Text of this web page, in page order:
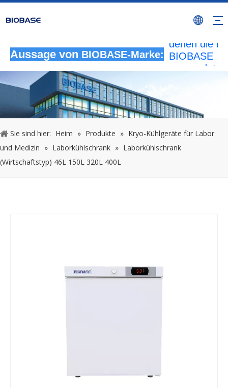
Aussage von BIOBASE-Marke:
Alle nicht
autorisierten
Aktivitäten,
denen die
BIOBASE
verwendet
Verletzung
Haftung
20240510
Sie sind hier: Heim » Produkte » Kryo-Kühlgeräte für Labor
und Medizin » Laborkühlschrank » Laborkühlschrank
(Wirtschaftstyp) 46L 150L 320L 400L